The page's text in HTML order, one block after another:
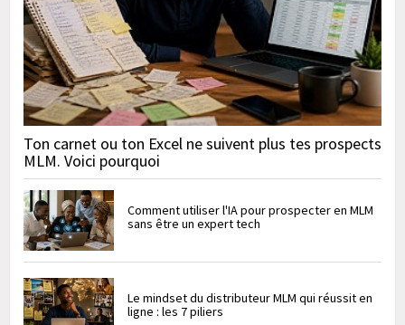
Ton carnet ou ton Excel ne suivent plus tes prospects
MLM. Voici pourquoi
Comment utiliser l'IA pour prospecter en MLM
sans être un expert tech
Le mindset du distributeur MLM qui réussit en
ligne : les 7 piliers